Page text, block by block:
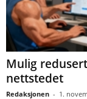
Mulig
nettstedet
Redaksjonen - 1.